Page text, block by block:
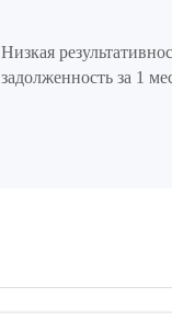
Низкая
задолженность за 1